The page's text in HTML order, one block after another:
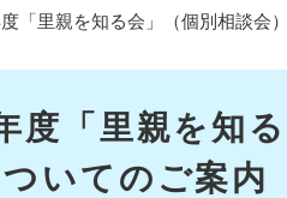
「里親を知る会」（個別相談会
度「里親を知
いてのご案内